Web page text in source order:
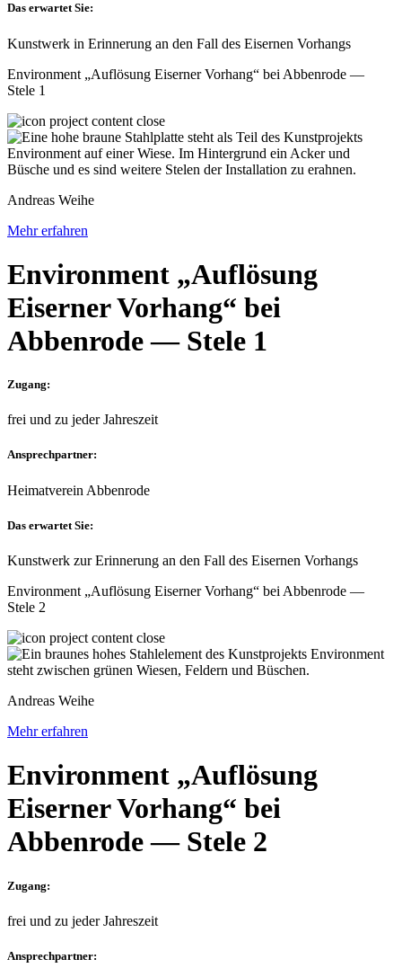
Das erwartet Sie:
Kunstwerk in Erinnerung an den Fall des Eisernen Vorhangs
Environment „Auflösung Eiserner Vorhang“ bei Abbenrode —
Stele 1
Andreas Weihe
Mehr erfahren
Environment „Auflösung
Eiserner Vorhang“ bei
Abbenrode — Stele 1
Zugang:
frei und zu jeder Jahreszeit
Ansprechpartner:
Heimatverein Abbenrode
Das erwartet Sie:
Kunstwerk zur Erinnerung an den Fall des Eisernen Vorhangs
Environment „Auflösung Eiserner Vorhang“ bei Abbenrode —
Stele 2
Andreas Weihe
Mehr erfahren
Environment „Auflösung
Eiserner Vorhang“ bei
Abbenrode — Stele 2
Zugang:
frei und zu jeder Jahreszeit
Ansprechpartner: